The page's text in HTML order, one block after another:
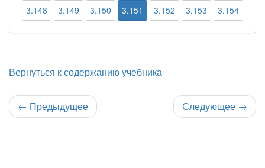
3.148 3.149 3.150 3.151 3.152 3.153 3.154
Вернуться к содержанию учебника
← Предыдущее Следующее →